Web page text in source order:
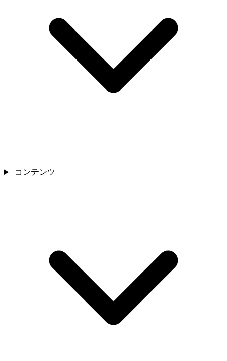
コンテンツ